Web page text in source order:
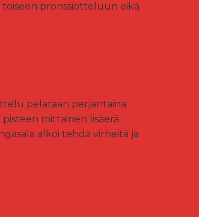
toiseen pronssiotteluun eikä
pelataan perjantaina
pisteen mittainen lisäerä.
alkoi tehdä virheitä ja